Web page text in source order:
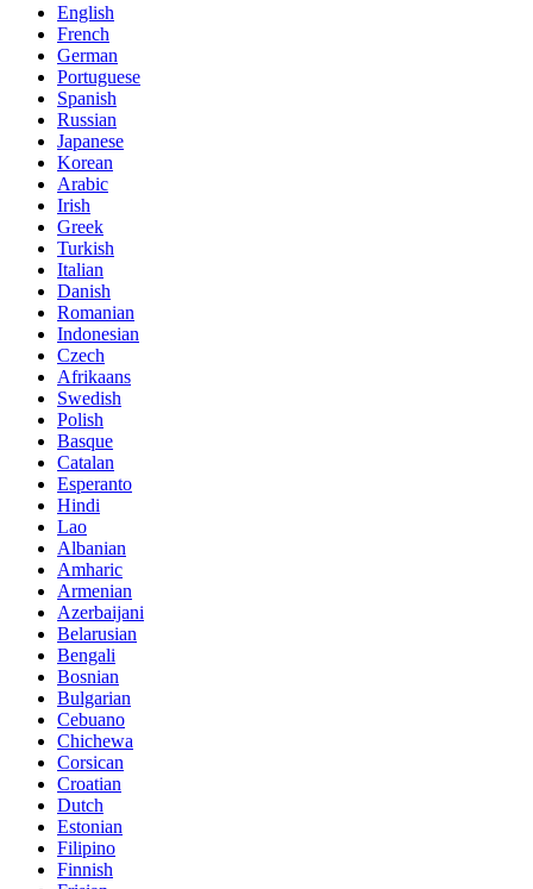
English
French
German
Portuguese
Spanish
Russian
Japanese
Korean
Arabic
Irish
Greek
Turkish
Italian
Danish
Romanian
Indonesian
Czech
Afrikaans
Swedish
Polish
Basque
Catalan
Esperanto
Hindi
Lao
Albanian
Amharic
Armenian
Azerbaijani
Belarusian
Bengali
Bosnian
Bulgarian
Cebuano
Chichewa
Corsican
Croatian
Dutch
Estonian
Filipino
Finnish